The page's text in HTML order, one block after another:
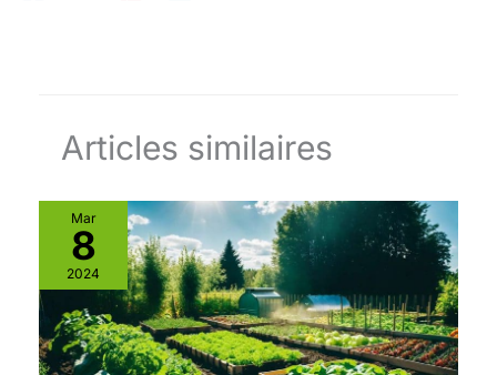
Articles similaires
Mar
8
2024